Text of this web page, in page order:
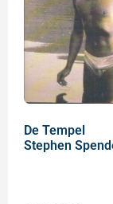
De Tempel
Stephen